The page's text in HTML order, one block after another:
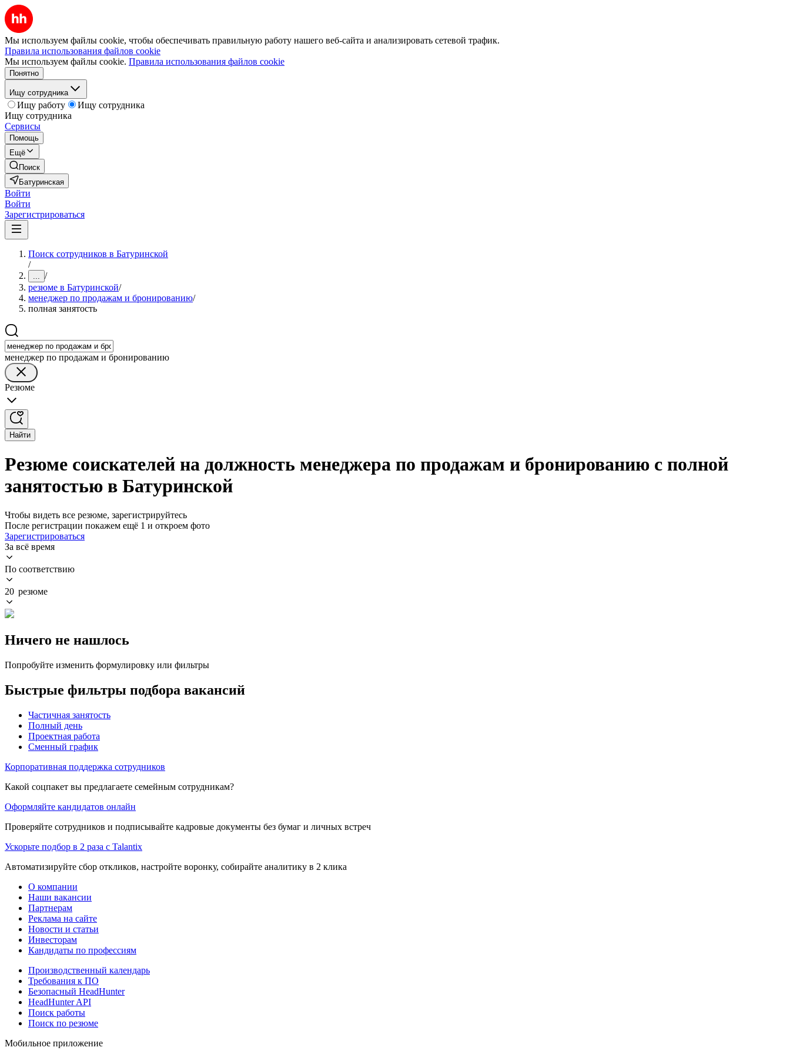
Мы используем файлы cookie, чтобы обеспечивать правильную работу нашего веб-сайта и анализировать сетевой трафик.
Правила использования файлов cookie
Мы используем файлы cookie. Правила использования файлов cookie
Понятно
Ищу сотрудника
Ищу работу
Ищу сотрудника
Ищу сотрудника
Сервисы
Помощь
Ещё
Поиск
Батуринская
Войти
Войти
Зарегистрироваться
Поиск сотрудников в Батуринской
/
... /
резюме в Батуринской/
менеджер по продажам и бронированию/
полная занятость
менеджер по продажам и бронированию
Резюме
Найти
Резюме соискателей на должность менеджера по продажам и бронированию с полной
занятостью в Батуринской
Чтобы видеть все резюме, зарегистрируйтесь
После регистрации покажем ещё 1 и откроем фото
Зарегистрироваться
За всё время
По соответствию
20 резюме
Ничего не нашлось
Попробуйте изменить формулировку или фильтры
Быстрые фильтры подбора вакансий
Частичная занятость
Полный день
Проектная работа
Сменный график
Корпоративная поддержка сотрудников
Какой соцпакет вы предлагаете семейным сотрудникам?
Оформляйте кандидатов онлайн
Проверяйте сотрудников и подписывайте кадровые документы без бумаг и личных встреч
Ускорьте подбор в 2 раза с Talantix
Автоматизируйте сбор откликов, настройте воронку, собирайте аналитику в 2 клика
О компании
Наши вакансии
Партнерам
Реклама на сайте
Новости и статьи
Инвесторам
Кандидаты по профессиям
Производственный календарь
Требования к ПО
Безопасный HeadHunter
HeadHunter API
Поиск работы
Поиск по резюме
Мобильное приложение